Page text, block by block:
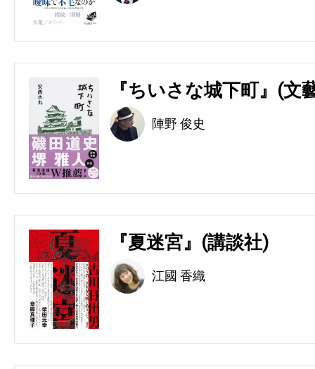
『ちいさな城下町』(文
陣野 俊史
『夏迷宮』(講談社)
江國 香織